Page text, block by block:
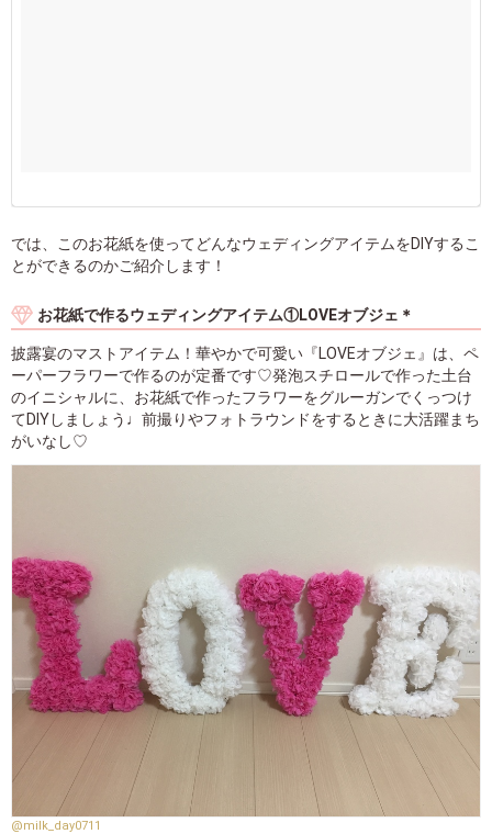
では、このお花紙を使ってどんなウェディングアイテムをDIYするこ
とができるのかご紹介します！
お花紙で作るウェディングアイテム①LOVEオブジェ＊
披露宴のマストアイテム！華やかで可愛い『LOVEオブジェ』は、ペ
ーパーフラワーで作るのが定番です♡発泡スチロールで作った土台
のイニシャルに、お花紙で作ったフラワーをグルーガンでくっつけ
てDIYしましょう♩前撮りやフォトラウンドをするときに大活躍まち
がいなし♡
@milk_day0711